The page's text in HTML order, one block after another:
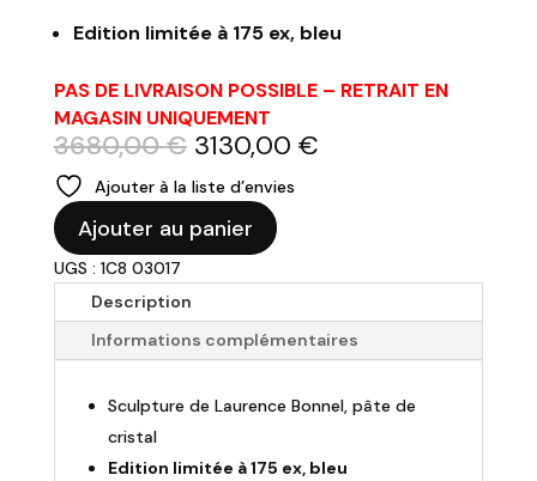
Edition limitée à 175 ex, bleu
PAS DE LIVRAISON POSSIBLE – RETRAIT EN
MAGASIN UNIQUEMENT
3680,00€ Le
prix
initial
était :
3680,00 €.
3130,00 €Le
Ajouter à la liste d’envies
quantité
de
DAUM
Le
Départ
Bonnel
H58cm
Ajouter au panier
UGS : 1C8 03017
Description
Informations complémentaires
Sculpture de Laurence Bonnel, pâte de
cristal
Edition limitée à 175 ex, bleu